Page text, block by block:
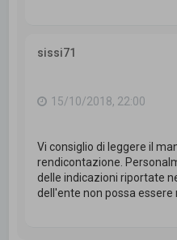
sissi71
15/10/2018, 22:00
Vi consiglio di leggere il
rendicontazione.
delle indicazioni riportate
dell'ente non possa